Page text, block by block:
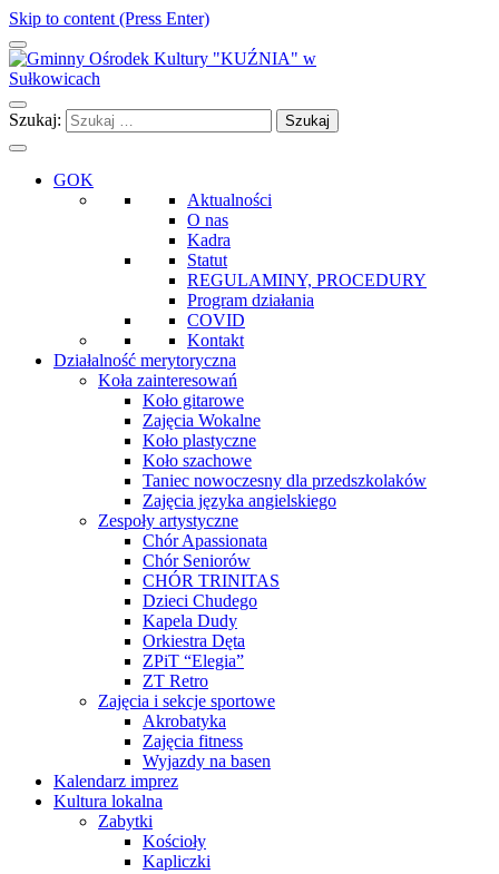
Skip to content (Press Enter)
Gminny Ośrodek Kultury "KUŹNIA" w Sułkowicach
Szukaj:
GOK
Aktualności
O nas
Kadra
Statut
REGULAMINY, PROCEDURY
Program działania
COVID
Kontakt
Działalność merytoryczna
Koła zainteresowań
Koło gitarowe
Zajęcia Wokalne
Koło plastyczne
Koło szachowe
Taniec nowoczesny dla przedszkolaków
Zajęcia języka angielskiego
Zespoły artystyczne
Chór Apassionata
Chór Seniorów
CHÓR TRINITAS
Dzieci Chudego
Kapela Dudy
Orkiestra Dęta
ZPiT “Elegia”
ZT Retro
Zajęcia i sekcje sportowe
Akrobatyka
Zajęcia fitness
Wyjazdy na basen
Kalendarz imprez
Kultura lokalna
Zabytki
Kościoły
Kapliczki